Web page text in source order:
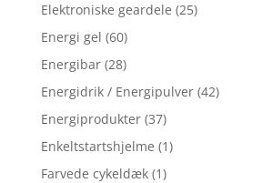
Elektroniske geardele (25)
Energi gel (60)
Energibar (28)
Energidrik / Energipulver (42)
Energiprodukter (37)
Enkeltstartshjelme (1)
Farvede cykeldæk (1)